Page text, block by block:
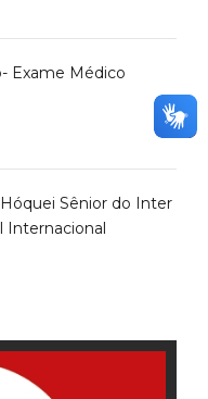
Exame Médico
Sênior do Inter
Internacional